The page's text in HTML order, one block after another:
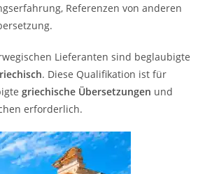
Referenzen von anderen
Lieferanten sind beglaubigte
. Diese Qualifikation ist für
griechische Übersetzungen und
erforderlich.